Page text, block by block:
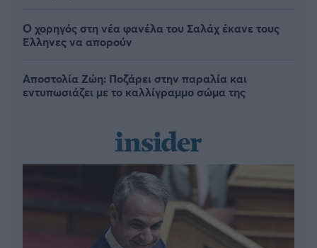
Ο χορηγός στη νέα φανέλα του Σαλάχ έκανε τους
Έλληνες να απορούν
Αποστολία Ζώη: Ποζάρει στην παραλία και
εντυπωσιάζει με το καλλίγραμμο σώμα της